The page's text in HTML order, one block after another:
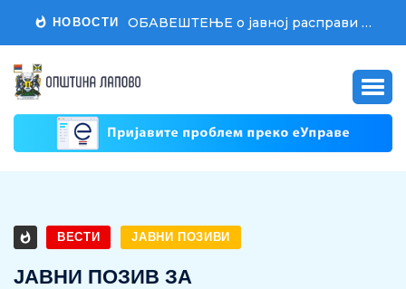
НОВОСТИ ОБАВЕШТЕЊЕ о јавној расправи о Нацрту Одлуке о другој измени и допуни Одлуке о буџету општине Лапово за 2026. годину
ВЕСТИ ЈАВНИ ПОЗИВИ
ЈАВНИ ПОЗИВ ЗА